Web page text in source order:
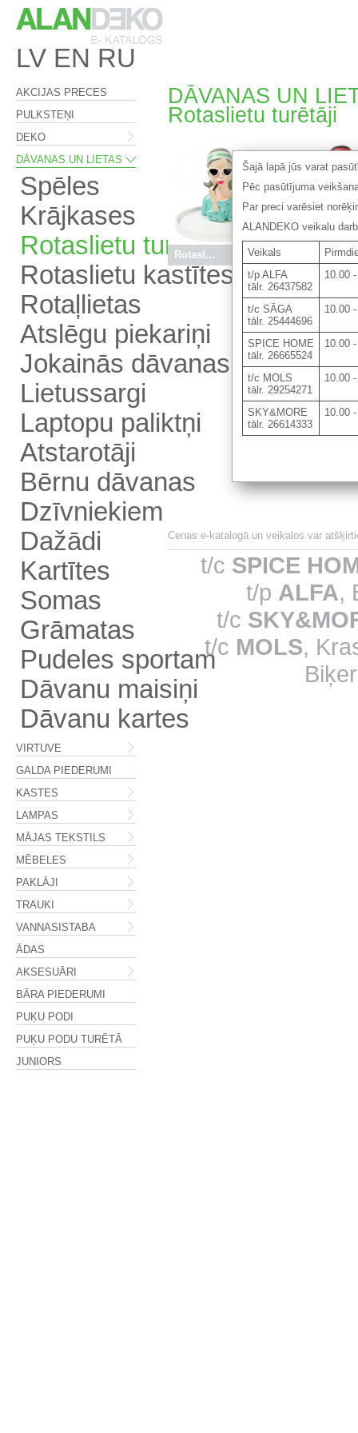
LV EN RU
DĀVANAS UN
Rotaslietu turētāji
Šajā lapā jūs varat
Pēc pasūtījuma
Par preci varēsiet
ALANDEKO veikalu
Veikals
t/p ALFA
tālr. 26437582
10.00
t/c SĀGA
tālr. 25444696
10.00
SPICE HOME
tālr. 26665524
10.00
t/c MOLS
tālr. 29254271
10.00
SKY&MORE
tālr. 26614333
10.00
14.90 €
Rotasl... Rotasl...
Cenas e-katalogā un veikalos var
AKCIJAS PRECES
PULKSTEŅI
DEKO
DĀVANAS UN LIETAS
Spēles
Krājkases
Rotaslietu turētāji
Rotaslietu kastītes
Rotaļlietas
Atslēgu piekariņi
Jokainās dāvanas
Lietussargi
Laptopu paliktņi
Atstarotāji
Bērnu dāvanas
Dzīvniekiem
Dažādi
Kartītes
Somas
Grāmatas
Pudeles sportam
Dāvanu maisiņi
Dāvanu kartes
VIRTUVE
GALDA PIEDERUMI
KASTES
LAMPAS
MĀJAS TEKSTILS
MĒBELES
PAKLĀJI
TRAUKI
VANNASISTABA
ĀDAS
AKSESUĀRI
BĀRA PIEDERUMI
PUĶU PODI
PUĶU PODU TURĒTĀ
JUNIORS
t/c SPICE
t/p ALFA,
t/c
t/c MOLS,